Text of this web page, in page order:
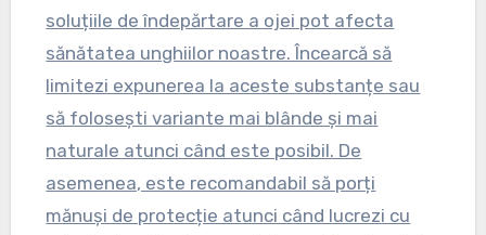
soluțiile de îndepărtare a ojei pot afecta
sănătatea unghiilor noastre. Încearcă să
limitezi expunerea la aceste substanțe sau
să folosești variante mai blânde și mai
naturale atunci când este posibil. De
asemenea, este recomandabil să porți
mănuși de protecție atunci când lucrezi cu